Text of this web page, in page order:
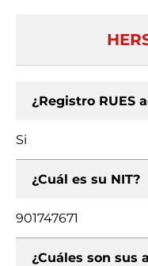
¿Registro RUES
Si
¿Cuál es su NIT?
901747671
¿Cuáles son sus